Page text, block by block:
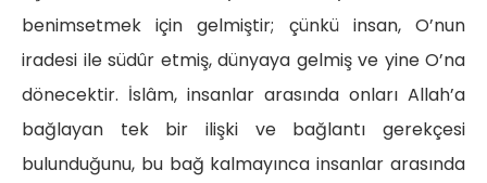
benimsetmek için gelmiştir; çünkü insan, O’nun
iradesi ile südûr etmiş, dünyaya gelmiş ve yine O’na
dönecektir. İslâm, insanlar arasında onları Allah’a
bağlayan tek bir ilişki ve bağlantı gerekçesi
bulunduğunu, bu bağ kalmayınca insanlar arasında